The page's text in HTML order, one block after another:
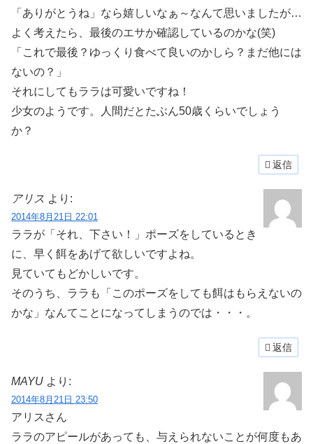
「ありがとうね」なら嬉しいなぁ～なんて思いましたが…
よく考えたら、最後のエサか確認しているのかな(笑)
「これで最後？ゆっくり食べて良いのかしら？まだ他には
ないの？」
それにしてもララは可愛いですね！
少女のようです。人間だとたぶん50歳くらいでしょう
か？
返信
アリス より:
2014年8月21日 22:01
ララが「それ、下さい！」ポーズをしているとき
に、早く餌をあげて欲しいですよね。
見ていてもどかしいです。
そのうち、ララも「このポーズをしても餌はもらえないの
かな」なんてことになってしまうのでは・・・。
返信
MAYU より:
2014年8月21日 23:50
アリスさん
ララのアピールがあっても、与えられないことが何度もあ